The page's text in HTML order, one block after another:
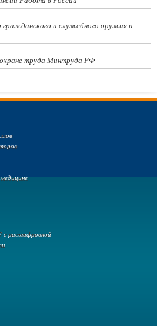
гражданского и служебного оружия и
труда Минтруда РФ
с расшифровкой